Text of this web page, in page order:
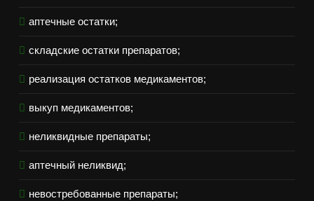
аптечные остатки;
складские остатки препаратов;
реализация остатков медикаментов;
выкуп медикаментов;
неликвидные препараты;
аптечный неликвид;
невостребованные препараты;